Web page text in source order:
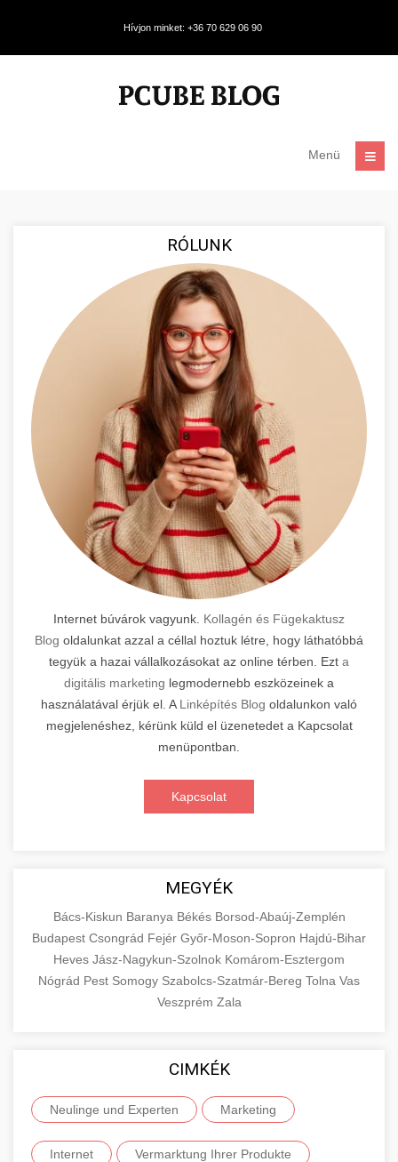
Hívjon minket: +36 70 629 06 90
Menü
RÓLUNK
Internet búvárok vagyunk. Kollagén és Fügekaktusz
Blog oldalunkat azzal a céllal hoztuk létre, hogy láthatóbbá
tegyük a hazai vállalkozásokat az online térben. Ezt a
digitális marketing legmodernebb eszközeinek a
használatával érjük el. A Linképítés Blog oldalunkon való
megjelenéshez, kérünk küld el üzenetedet a Kapcsolat
menüpontban.
Kapcsolat
MEGYÉK
Bács-Kiskun Baranya Békés Borsod-Abaúj-Zemplén
Budapest Csongrád Fejér Győr-Moson-Sopron Hajdú-Bihar
Heves Jász-Nagykun-Szolnok Komárom-Esztergom
Nógrád Pest Somogy Szabolcs-Szatmár-Bereg Tolna Vas
Veszprém Zala
CIMKÉK
Neulinge und Experten Marketing
Internet Vermarktung Ihrer Produkte